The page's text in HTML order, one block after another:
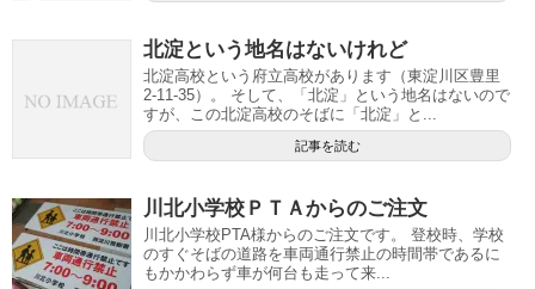
北淀という地名はないけれど
北淀高校という府立高校があります（東淀川区豊里
2-11-35）。 そして、「北淀」という地名はないので
すが、この北淀高校のそばに「北淀」と...
記事を読む
川北小学校ＰＴＡからのご注文
川北小学校PTA様からのご注文です。 登校時、学校
のすぐそばの道路を車両通行禁止の時間帯であるに
もかかわらず車が何台も走って来...